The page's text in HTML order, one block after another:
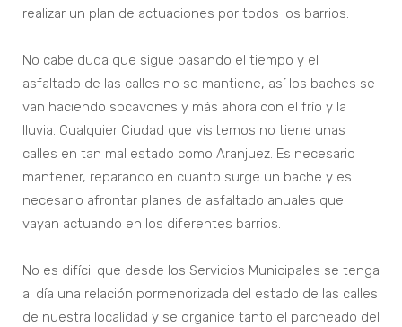
realizar un plan de actuaciones por todos los barrios.
No cabe duda que sigue pasando el tiempo y el
asfaltado de las calles no se mantiene, así los baches se
van haciendo socavones y más ahora con el frío y la
lluvia. Cualquier Ciudad que visitemos no tiene unas
calles en tan mal estado como Aranjuez. Es necesario
mantener, reparando en cuanto surge un bache y es
necesario afrontar planes de asfaltado anuales que
vayan actuando en los diferentes barrios.
No es difícil que desde los Servicios Municipales se tenga
al día una relación pormenorizada del estado de las calles
de nuestra localidad y se organice tanto el parcheado del